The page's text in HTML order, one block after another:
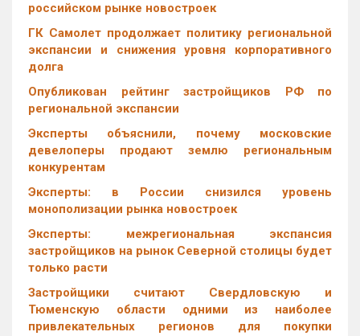
российском рынке новостроек
ГК Самолет продолжает политику региональной
экспансии и снижения уровня корпоративного
долга
Опубликован рейтинг застройщиков РФ по
региональной экспансии
Эксперты объяснили, почему московские
девелоперы продают землю региональным
конкурентам
Эксперты: в России снизился уровень
монополизации рынка новостроек
Эксперты: межрегиональная экспансия
застройщиков на рынок Северной столицы будет
только расти
Застройщики считают Свердловскую и
Тюменскую области одними из наиболее
привлекательных регионов для покупки